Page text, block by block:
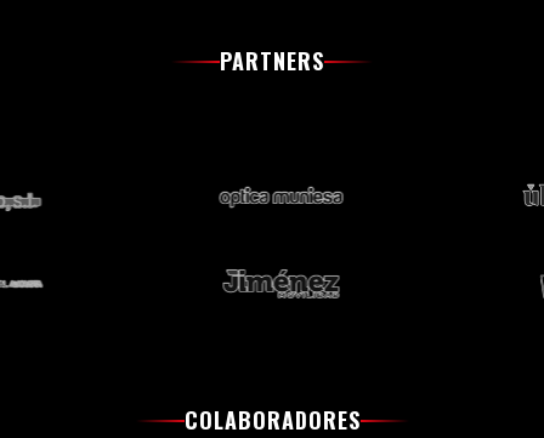
PARTNERS
COLABORADORES